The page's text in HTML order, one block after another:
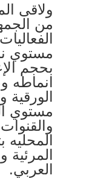
ولاقى
من
مستوي
بحجم
انماطه
الورقية
مستوي
المحليه
المرئية
العربي.